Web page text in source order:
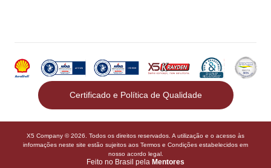
Certificado e Política de Qualidade
X5 Company © 2026. Todos os direitos reservados. A utilização e o acesso às
informações neste site estão sujeitos aos Termos e Condições estabelecidos em
nosso acordo legal.
Feito no Brasil pela Mentores